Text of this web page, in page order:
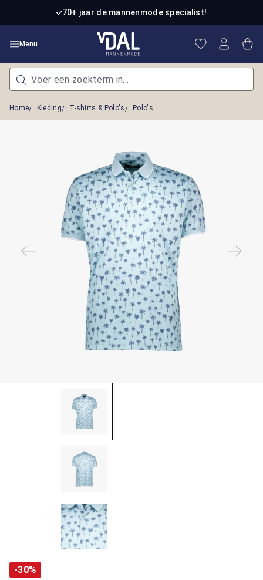
Ga naar de hoofdinhoud70+ jaar de mannenmode specialist!
Menu Je hebt 0
Home Kleding T-shirts & Polo's Polo's
-30%